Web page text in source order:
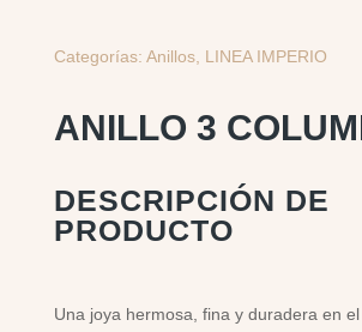
Categorías: Anillos, LINEA IMPERIO
ANILLO 3
DESCRIPCIÓN DE
PRODUCTO
Una joya hermosa, fina y duradera en